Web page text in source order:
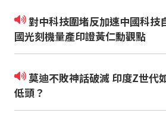
對中科技圍堵反加速中國科技自主？！中
國光刻機量產印證黃仁勳觀點
莫迪不敗神話破滅 印度Z世代如何逼政府
低頭？